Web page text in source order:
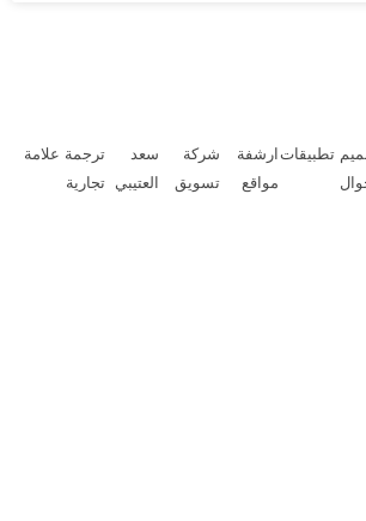
تطبيقاتارشفة
مواقع
شركة
تسويق
سعد
العتيبي
ترجمة علامة
تجارية